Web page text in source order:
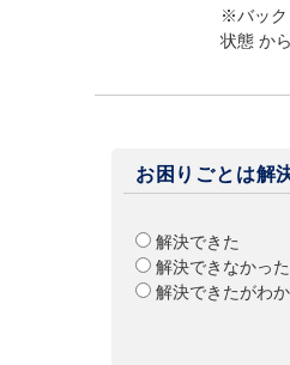
※バック
状態 か
お困りごとは解
解決できた
解決できなかった
解決できたがわ